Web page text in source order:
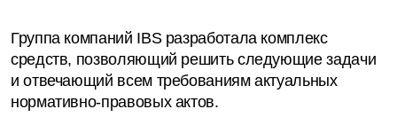
Группа компаний IBS разработала комплекс
средств, позволяющий решить следующие задачи
и отвечающий всем требованиям актуальных
нормативно-правовых актов.